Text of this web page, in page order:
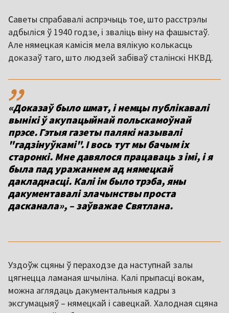
Саветы спрабавалі аспрэчыць тое, што расстрэлы
адбыліся ў 1940 годзе, і зваліць віну на фашыстаў.
Але нямецкая камісія мела вялікую колькасць
доказаў таго, што людзей забіваў сталінскі НКВД.
,,
«Доказаў было шмат, і немцы публікавалі
вынікі ў акупацыйнай польскамоўнай
прэсе. Гэтыя газеты палякі называлі
"гадзінуўкамі". І вось тут мы бачым іх
старонкі. Мне давялося працаваць з імі, і я
была пад уражаннем ад нямецкай
дакладнасці. Калі ім было трэба, яны
дакументавалі злачынствы проста
дасканала», – заўважае Святлана.
Уздоўж сцяны ў пераходзе да наступнай залы
цягнецца ламаная шчыліна. Калі прыпасці вокам,
можна аглядаць дакументальныя кадры з
эксгумацыяў – нямецкай і савецкай. Халодная сцяна